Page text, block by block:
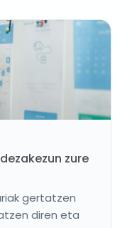
zure
gertatzen
diren eta